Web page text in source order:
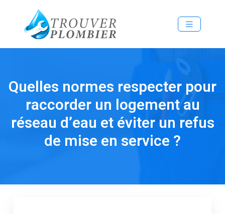
Quelles normes respecter pour
raccorder un logement au
réseau d’eau et éviter un refus
de mise en service ?